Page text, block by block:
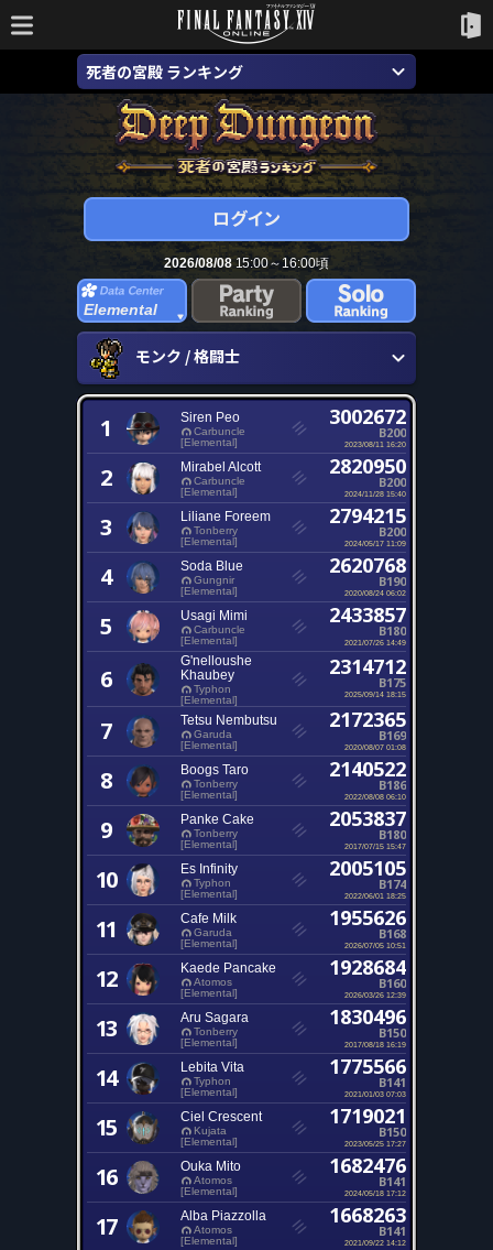
死者の宮殿 ランキング
2026/08/0815:00～16:00頃
Elemental
モンク / 格闘士
1 Siren Peo
Carbuncle
[Elemental]
3002672
B200
2023/08/11 16:20
2 Mirabel Alcott
Carbuncle
[Elemental]
2820950
B200
2024/11/28 15:40
3 Liliane Foreem
Tonberry
[Elemental]
2794215
B200
2024/05/17 11:09
4 Soda Blue
Gungnir
[Elemental]
2620768
B190
2020/08/24 06:02
5 Usagi Mimi
Carbuncle
[Elemental]
2433857
B180
2021/07/26 14:49
6
G'nelloushe
Khaubey
Typhon
[Elemental]
2314712
B175
2025/09/14 18:15
7 Tetsu Nembutsu
Garuda
[Elemental]
2172365
B169
2020/08/07 01:08
8 Boogs Taro
Tonberry
[Elemental]
2140522
B186
2022/08/08 06:10
9 Panke Cake
Tonberry
[Elemental]
2053837
B180
2017/07/15 15:47
10 Es Infinity
Typhon
[Elemental]
2005105
B174
2022/06/01 18:25
11 Cafe Milk
Garuda
[Elemental]
1955626
B168
2026/07/05 10:51
12 Kaede Pancake
Atomos
[Elemental]
1928684
B160
2026/03/26 12:39
13 Aru Sagara
Tonberry
[Elemental]
1830496
B150
2017/08/18 16:19
14 Lebita Vita
Typhon
[Elemental]
1775566
B141
2021/01/03 07:03
15 Ciel Crescent
Kujata
[Elemental]
1719021
B150
2023/05/25 17:27
16 Ouka Mito
Atomos
[Elemental]
1682476
B141
2024/05/18 17:12
17 Alba Piazzolla
Atomos
[Elemental]
1668263
B141
2021/09/22 14:12